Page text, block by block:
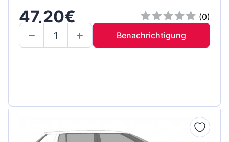
47,20€
(0)
Benachrichtigung